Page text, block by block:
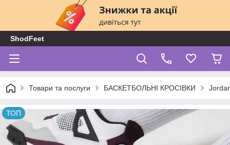
ShodFeet
Товари та послуги БАСКЕТБОЛЬНІ КРОСІВКИ
ТОП